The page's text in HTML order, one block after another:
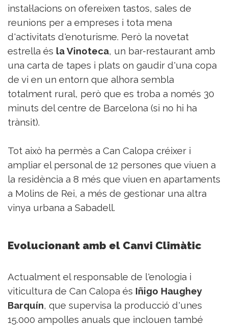
instal·lacions on ofereixen tastos, sales de
reunions per a empreses i tota mena
d'activitats d'enoturisme. Però la novetat
estrella és la Vinoteca, un bar-restaurant amb
una carta de tapes i plats on gaudir d'una copa
de vi en un entorn que alhora sembla
totalment rural, però que es troba a només 30
minuts del centre de Barcelona (si no hi ha
trànsit).
Tot això ha permès a Can Calopa créixer i
ampliar el personal de 12 persones que viuen a
la residència a 8 més que viuen en apartaments
a Molins de Rei, a més de gestionar una altra
vinya urbana a Sabadell.
Evolucionant amb el Canvi Climàtic
Actualment el responsable de l'enologia i
viticultura de Can Calopa és Iñigo Haughey
Barquín, que supervisa la producció d'unes
15.000 ampolles anuals que inclouen també